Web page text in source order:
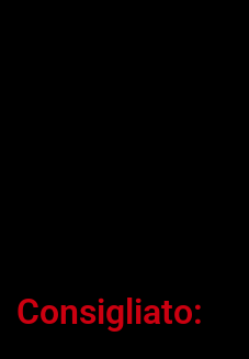
Consigliato: